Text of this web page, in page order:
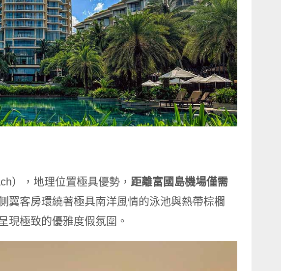
），地理位置極具優勢， 距離富國島機場僅需
翼客房環繞著極具南洋風情的泳池與熱帶棕櫚
現極致的優雅度假氛圍。